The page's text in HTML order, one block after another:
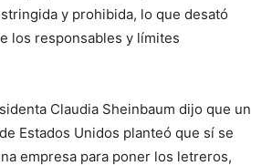
y prohibida, lo que desató
los responsables y límites
Claudia Sheinbaum dijo que un
Estados Unidos planteó que sí se
empresa para poner los letreros,